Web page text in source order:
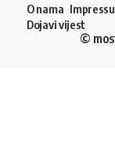
O nama
Dojavi vijest
©